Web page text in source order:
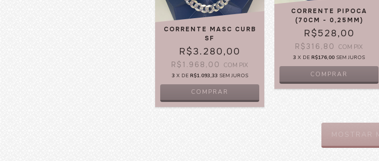
CORRENTE MASC CURB
SF
R$3.280,00
R$1.968,00 COM PIX
3 X DE R$1.093,33 SEM JUROS
COMPRAR
CORRENTE PIPOCA
(70CM - 0,25MM)
R$528,00
R$316,80 COM PIX
3 X DER$176,00 SEM JUROS
MOSTRAR